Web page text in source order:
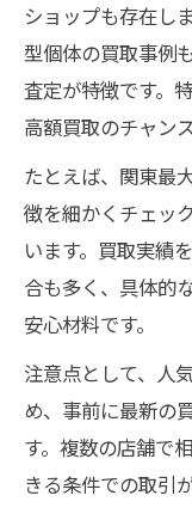
ショップも存在し
型個体の買取事例
査定が特徴です。
高額買取のチャン
たとえば、関東最
徴を細かくチェッ
います。買取実績
合も多く、具体的
安心材料です。
注意点として、人
め、事前に最新の
す。複数の店舗で
きる条件での取引